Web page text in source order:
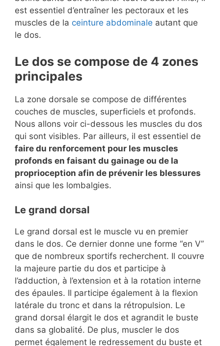
est essentiel d’entraîner les pectoraux et les
muscles de la ceinture abdominale autant que
le dos.
Le dos se compose de 4 zones
principales
La zone dorsale se compose de différentes
couches de muscles, superficiels et profonds.
Nous allons voir ci-dessous les muscles du dos
qui sont visibles. Par ailleurs, il est essentiel de
faire du renforcement pour les muscles
profonds en faisant du gainage ou de la
proprioception afin de prévenir les blessures
ainsi que les lombalgies.
Le grand dorsal
Le grand dorsal est le muscle vu en premier
dans le dos. Ce dernier donne une forme “en V”
que de nombreux sportifs recherchent. Il couvre
la majeure partie du dos et participe à
l’adduction, à l’extension et à la rotation interne
des épaules. Il participe également à la flexion
latérale du tronc et dans la rétropulsion. Le
grand dorsal élargit le dos et agrandit le buste
dans sa globalité. De plus, muscler le dos
permet également le redressement du buste et